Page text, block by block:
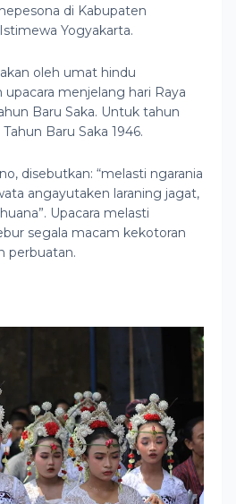
di Kabupaten
Yogyakarta.
oleh umat hindu
menjelang hari Raya
Baru Saka. Untuk tahun
Baru Saka 1946.
disebutkan: “melasti ngarania
angayutaken laraning jagat,
Upacara melasti
segala macam kekotoran
perbuatan.